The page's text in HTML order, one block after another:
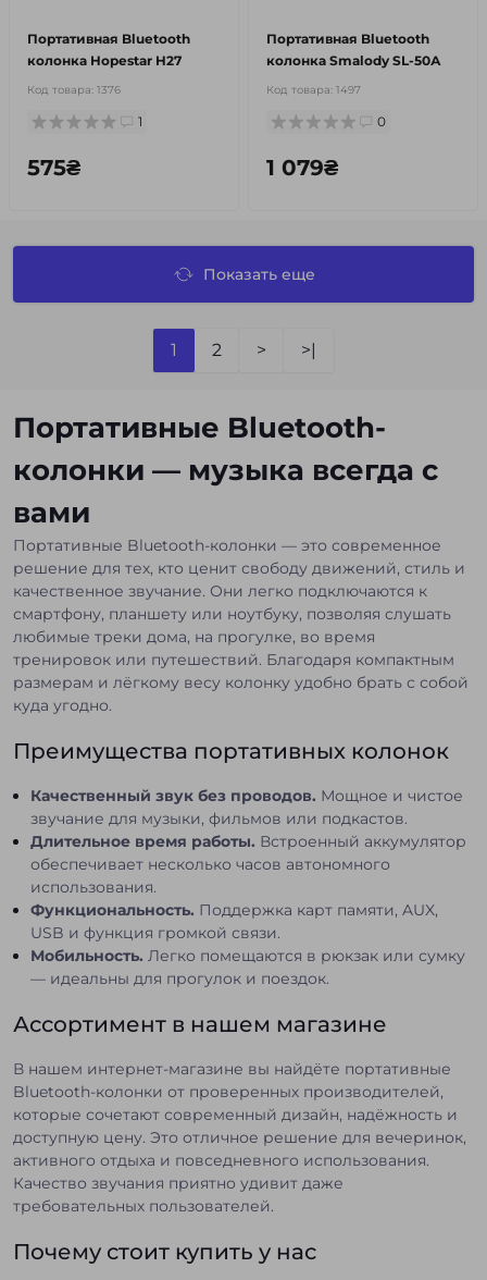
Портативная Bluetooth
колонка Hopestar H27
Код товара: 1376
1
575₴
Портативная Bluetooth
колонка Smalody SL-50А
Код товара: 1497
0
1 079₴
Показать еще
1 2 > >|
Портативные Bluetooth-
колонки — музыка всегда с
вами
Портативные Bluetooth-колонки — это современное
решение для тех, кто ценит свободу движений, стиль и
качественное звучание. Они легко подключаются к
смартфону, планшету или ноутбуку, позволяя слушать
любимые треки дома, на прогулке, во время
тренировок или путешествий. Благодаря компактным
размерам и лёгкому весу колонку удобно брать с собой
куда угодно.
Преимущества портативных колонок
Качественный звук без проводов. Мощное и чистое
звучание для музыки, фильмов или подкастов.
Длительное время работы. Встроенный аккумулятор
обеспечивает несколько часов автономного
использования.
Функциональность. Поддержка карт памяти, AUX,
USB и функция громкой связи.
Мобильность. Легко помещаются в рюкзак или сумку
— идеальны для прогулок и поездок.
Ассортимент в нашем магазине
В нашем интернет-магазине вы найдёте портативные
Bluetooth-колонки от проверенных производителей,
которые сочетают современный дизайн, надёжность и
доступную цену. Это отличное решение для вечеринок,
активного отдыха и повседневного использования.
Качество звучания приятно удивит даже
требовательных пользователей.
Почему стоит купить у нас